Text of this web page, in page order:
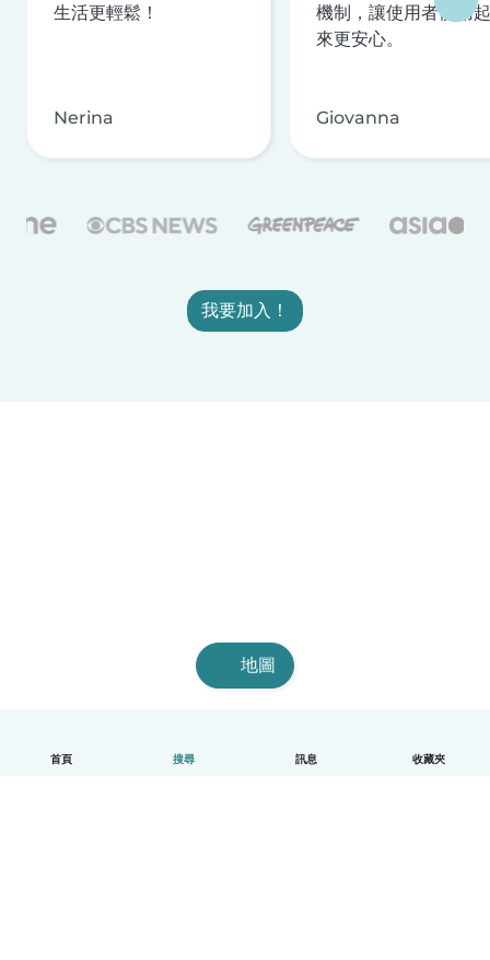
首頁 搜尋 訊息 收藏夾
生活更輕鬆！
Nerina
機制，讓使用者使用起
來更安心。
Giovanna
我要加入！
地圖